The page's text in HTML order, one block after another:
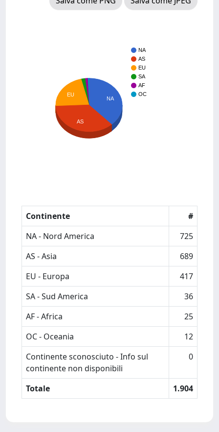
NA
AS
EU
SA
AF
OC
NA
EU
AS
Continente
#
NA - Nord America
725
AS - Asia
689
EU - Europa
417
SA - Sud America
36
AF - Africa
25
OC - Oceania
12
Continente sconosciuto - Info sul
continente non disponibili
0
Totale 1.904